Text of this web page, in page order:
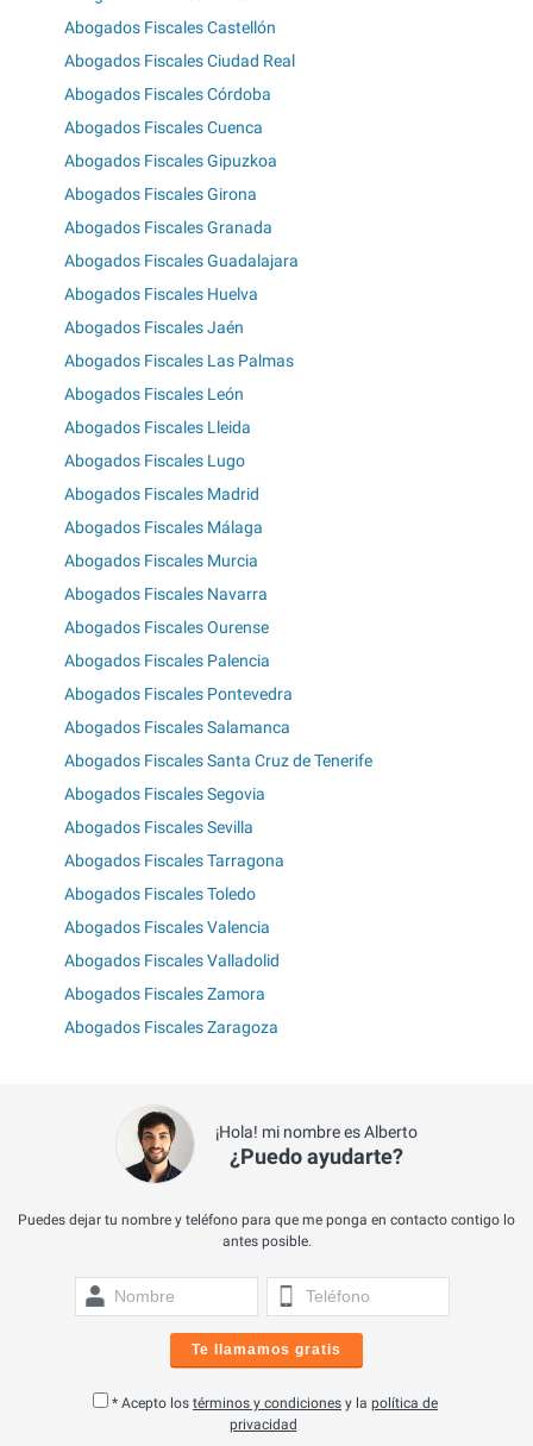
Abogados Fiscales Castellón
Abogados Fiscales Ciudad Real
Abogados Fiscales Córdoba
Abogados Fiscales Cuenca
Abogados Fiscales Gipuzkoa
Abogados Fiscales Girona
Abogados Fiscales Granada
Abogados Fiscales Guadalajara
Abogados Fiscales Huelva
Abogados Fiscales Jaén
Abogados Fiscales Las Palmas
Abogados Fiscales León
Abogados Fiscales Lleida
Abogados Fiscales Lugo
Abogados Fiscales Madrid
Abogados Fiscales Málaga
Abogados Fiscales Murcia
Abogados Fiscales Navarra
Abogados Fiscales Ourense
Abogados Fiscales Palencia
Abogados Fiscales Pontevedra
Abogados Fiscales Salamanca
Abogados Fiscales Santa Cruz de Tenerife
Abogados Fiscales Segovia
Abogados Fiscales Sevilla
Abogados Fiscales Tarragona
Abogados Fiscales Toledo
Abogados Fiscales Valencia
Abogados Fiscales Valladolid
Abogados Fiscales Zamora
Abogados Fiscales Zaragoza
¡Hola! mi nombre es Alberto
¿Puedo ayudarte?
Puedes dejar tu nombre y teléfono para que me ponga en contacto contigo lo
antes posible.
Te llamamos gratis
* Acepto los términos y condiciones y la política de
privacidad